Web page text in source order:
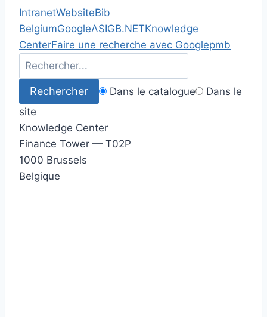
IntranetWebsiteBib
BelgiumGoogleΛSIGB.NETKnowledge
CenterFaire une recherche avec Googlepmb
Dans le catalogue
Dans le
site
Knowledge Center
Finance Tower — T02P
1000 Brussels
Belgique